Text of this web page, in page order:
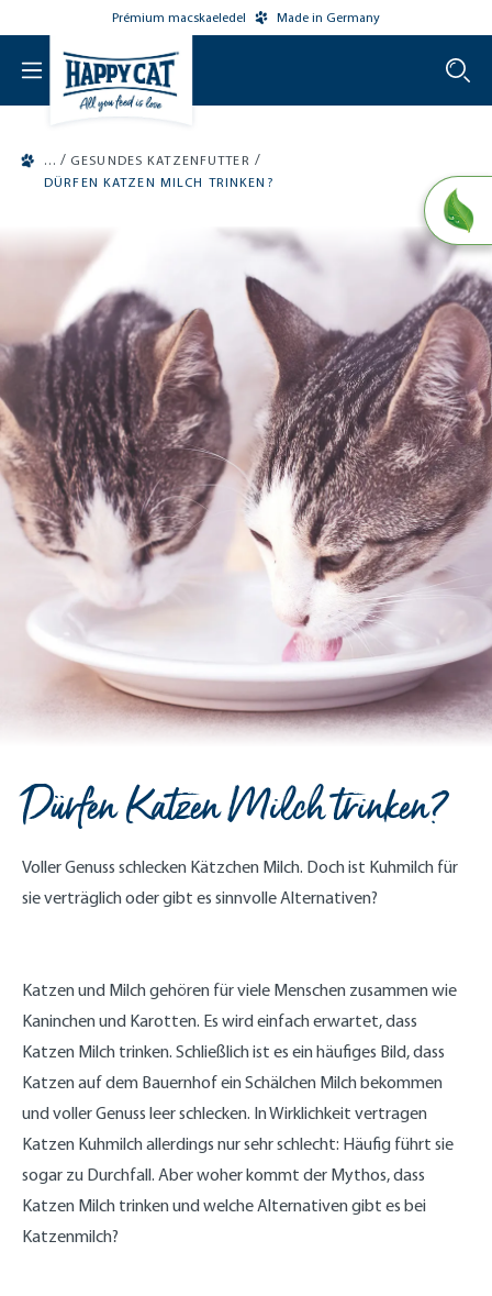
Prémium macskaeledel Made in Germany
/ GESUNDES KATZENFUTTER /
DÜRFEN KATZEN MILCH TRINKEN?
Dürfen Katzen Milch trinken?
Voller Genuss schlecken Kätzchen Milch. Doch ist Kuhmilch für
sie verträglich oder gibt es sinnvolle Alternativen?
Katzen und Milch gehören für viele Menschen zusammen wie
Kaninchen und Karotten. Es wird einfach erwartet, dass
Katzen Milch trinken. Schließlich ist es ein häufiges Bild, dass
Katzen auf dem Bauernhof ein Schälchen Milch bekommen
und voller Genuss leer schlecken. In Wirklichkeit vertragen
Katzen Kuhmilch allerdings nur sehr schlecht: Häufig führt sie
sogar zu Durchfall. Aber woher kommt der Mythos, dass
Katzen Milch trinken und welche Alternativen gibt es bei
Katzenmilch?